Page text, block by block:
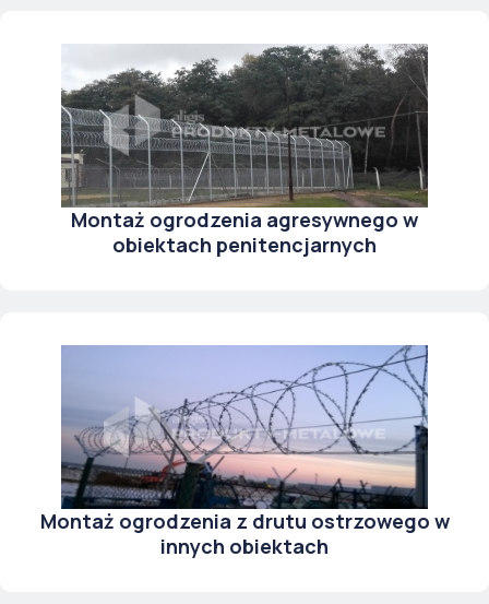
Montaż ogrodzenia agresywnego w
obiektach penitencjarnych
Montaż ogrodzenia z drutu ostrzowego w
innych obiektach